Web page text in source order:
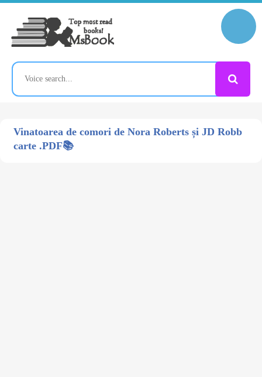
Vinatoarea de comori de Nora Roberts și JD Robb
carte .PDF📚